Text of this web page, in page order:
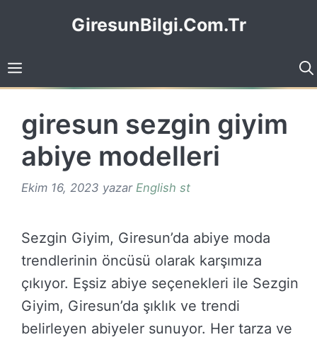
GiresunBilgi.Com.Tr
giresun sezgin giyim
abiye modelleri
Ekim 16, 2023 yazar English st
Sezgin Giyim, Giresun’da abiye moda
trendlerinin öncüsü olarak karşımıza
çıkıyor. Eşsiz abiye seçenekleri ile Sezgin
Giyim, Giresun’da şıklık ve trendi
belirleyen abiyeler sunuyor. Her tarza ve